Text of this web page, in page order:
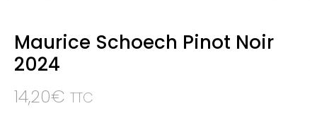
Maurice Schoech Pinot Noir
2024
14,20€ TTC